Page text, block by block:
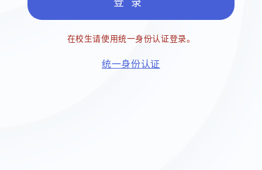
在校生请使用统一身份认证登录。
统一身份认证